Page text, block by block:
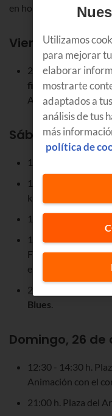
en honor a San
Viernes, 24 de
20:00 h. Plaza de
fiestas de San
Antonio Altarriba.
Sábado, 25 de
10:00 h. Plaza de
10:00 - 15:00 h.
kuadrillas.
12:00 h. Plaza de la
11:30 - 14:30 h.
Fanfarre Eguna. A
en la Plaza de la
21:00 h. Plaza de la
Blues.
Domingo, 26 de
12:30 - 14:30 h.
Animación con el
21:00 h. Plaza del
Utilizamos
para mejorar
elaborar
mostrarte
adaptados a
análisis de tus
más
política de